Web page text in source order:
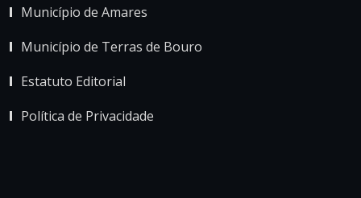
Município de Amares
Município de Terras de Bouro
Estatuto Editorial
Política de Privacidade